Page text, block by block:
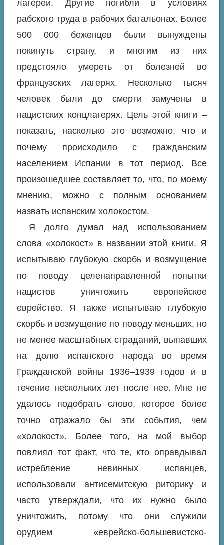
лагерей. Другие погибли в условиях
рабского труда в рабочих батальонах. Более
500 000 беженцев были вынуждены
покинуть страну, и многим из них
предстояло умереть от болезней во
французских лагерях. Несколько тысяч
человек были до смерти замучены в
нацистских концлагерях. Цель этой книги –
показать, насколько это возможно, что и
почему происходило с гражданским
населением Испании в тот период. Все
произошедшее составляет то, что, по моему
мнению, можно с полным основанием
назвать испанским холокостом.
Я долго думал над использованием
слова «холокост» в названии этой книги. Я
испытываю глубокую скорбь и возмущение
по поводу целенаправленной попытки
нацистов уничтожить европейское
еврейство. Я также испытываю глубокую
скорбь и возмущение по поводу меньших, но
не менее масштабных страданий, выпавших
на долю испанского народа во время
Гражданской войны 1936–1939 годов и в
течение нескольких лет после нее. Мне не
удалось подобрать слово, которое более
точно отражало бы эти события, чем
«холокост». Более того, на мой выбор
повлиял тот факт, что те, кто оправдывал
истребление невинных испанцев,
использовали антисемитскую риторику и
часто утверждали, что их нужно было
уничтожить, потому что они служили
орудием «еврейско-большевистско-